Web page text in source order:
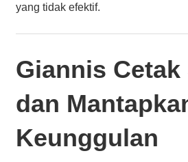
yang tidak efektif.
Giannis Cetak
dan
Keunggulan